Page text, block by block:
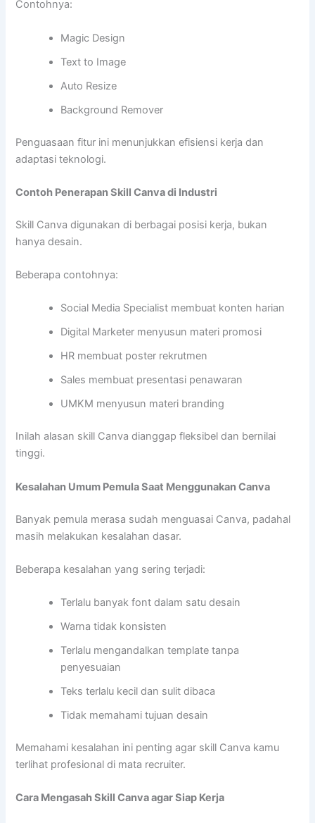
Contohnya:
Magic Design
Text to Image
Auto Resize
Background Remover
Penguasaan fitur ini menunjukkan efisiensi kerja dan
adaptasi teknologi.
Contoh Penerapan Skill Canva di Industri
Skill Canva digunakan di berbagai posisi kerja, bukan
hanya desain.
Beberapa contohnya:
Social Media Specialist membuat konten harian
Digital Marketer menyusun materi promosi
HR membuat poster rekrutmen
Sales membuat presentasi penawaran
UMKM menyusun materi branding
Inilah alasan skill Canva dianggap fleksibel dan bernilai
tinggi.
Kesalahan Umum Pemula Saat Menggunakan Canva
Banyak pemula merasa sudah menguasai Canva, padahal
masih melakukan kesalahan dasar.
Beberapa kesalahan yang sering terjadi:
Terlalu banyak font dalam satu desain
Warna tidak konsisten
Terlalu mengandalkan template tanpa
penyesuaian
Teks terlalu kecil dan sulit dibaca
Tidak memahami tujuan desain
Memahami kesalahan ini penting agar skill Canva kamu
terlihat profesional di mata recruiter.
Cara Mengasah Skill Canva agar Siap Kerja